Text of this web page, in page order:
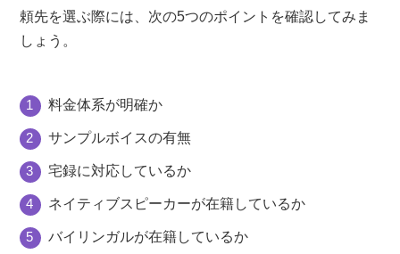
頼先を選ぶ際には、次の5つのポイントを確認してみま
しょう。
料金体系が明確か
サンプルボイスの有無
宅録に対応しているか
ネイティブスピーカーが在籍しているか
バイリンガルが在籍しているか